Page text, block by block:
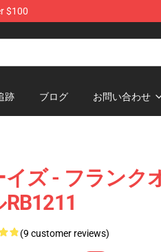
$100
跡 ブログ お問い合わせ
イズ - フランク
(9 customer reviews)